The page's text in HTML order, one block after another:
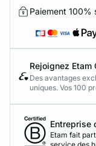
Paiement 100%
Rejoignez Etam
Des avantages
uniques. Vos 100
Entreprise
Etam fait